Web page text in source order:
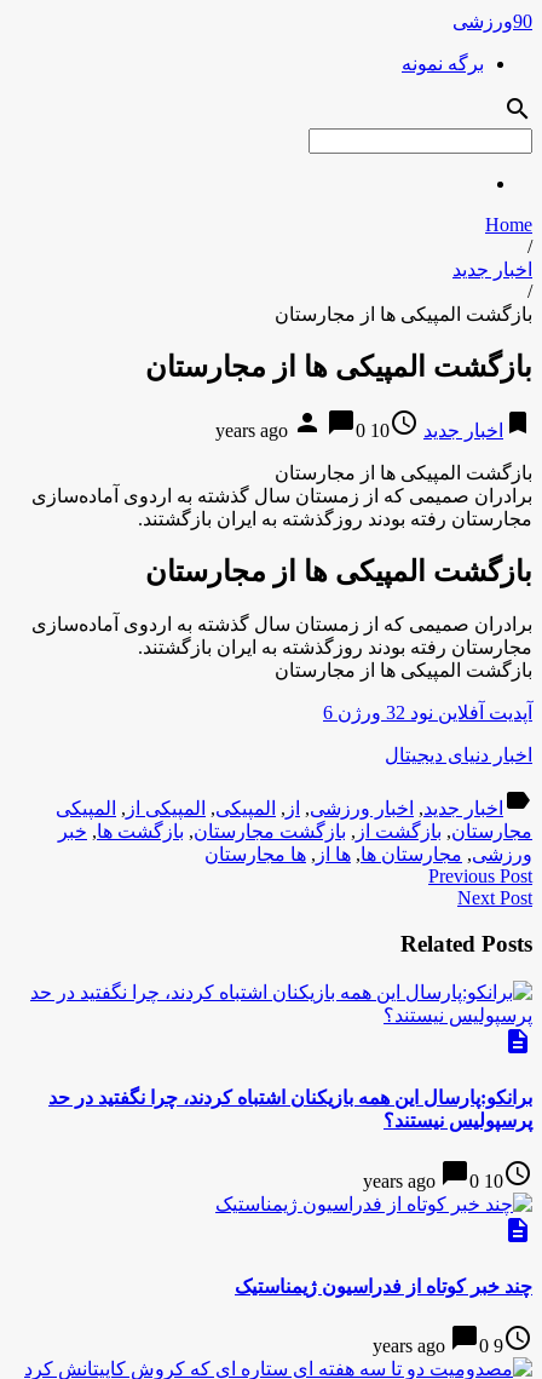
90ورزشی
برگه نمونه
search
Home
/
اخبار جدید
/
بازگشت المپیکی ها از مجارستان
بازگشت المپیکی ها از مجارستان
bookmark اخبار جدید access_time
10 years ago
person chat_bubble0
بازگشت المپیکی ها از مجارستان
برادران صمیمی که از زمستان سال گذشته به اردوی آماده‌سازی
مجارستان رفته بودند روزگذشته به ایران بازگشتند.
بازگشت المپیکی ها از مجارستان
برادران صمیمی که از زمستان سال گذشته به اردوی آماده‌سازی
مجارستان رفته بودند روزگذشته به ایران بازگشتند.
بازگشت المپیکی ها از مجارستان
آپدیت آفلاین نود 32 ورژن 6
اخبار دنیای دیجیتال
label اخبار جدید, اخبار ورزشی, از , المپیکی, المپیکی از , المپیکی
مجارستان, بازگشت از , بازگشت مجارستان, بازگشت ها, خبر
ورزشی, مجارستان ها, ها از , ها مجارستان
Previous Post
Next Post
Related Posts
description
برانکو:پارسال این همه بازیکنان اشتباه کردند، چرا نگفتید در حد
پرسپولیس نیستند؟
access_time
10 years ago
chat_bubble0
description
چند خبر کوتاه از فدراسیون ژیمناستیک
access_time
9 years ago
chat_bubble0